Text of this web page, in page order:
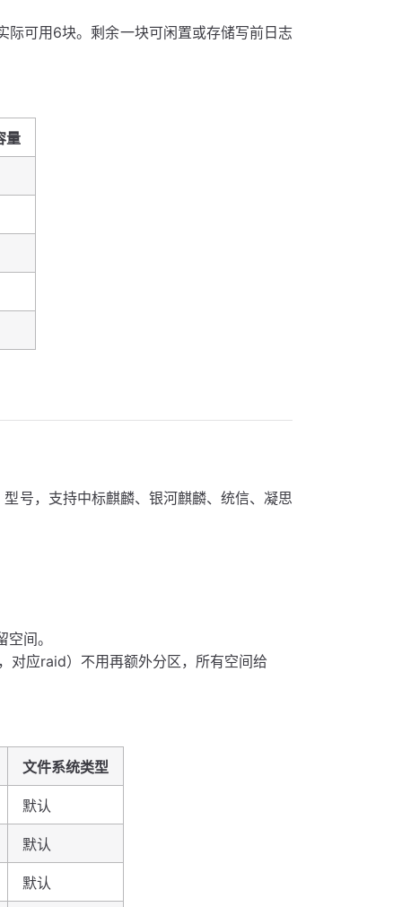
际可用6块。剩余一块可闲置或存储写前日志
量
号，支持中标麒麟、银河麒麟、统信、凝思
间。
对应raid）不用再额外分区，所有空间给
文件系统类型
默认
默认
默认